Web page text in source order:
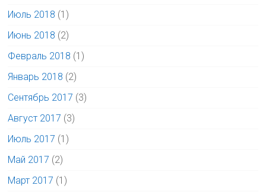
Июль 2018 (1)
Июнь 2018 (2)
Февраль 2018 (1)
Январь 2018 (2)
Сентябрь 2017 (3)
Август 2017 (3)
Июль 2017 (1)
Май 2017 (2)
Март 2017 (1)